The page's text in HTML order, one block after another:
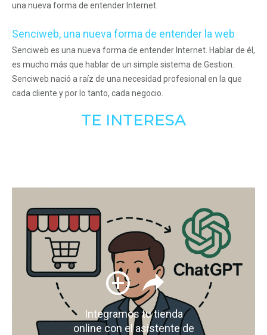
una nueva forma de entender Internet.
Senciweb, una nueva forma de entender la web
Senciweb es una nueva forma de entender Internet. Hablar de él,
es mucho más que hablar de un simple sistema de Gestion.
Senciweb nació a raíz de una necesidad profesional en la que
cada cliente y por lo tanto, cada negocio.
TE INTERESA
Integramos tu tienda
online con el asistente de